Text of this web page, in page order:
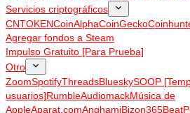
Servicios criptográficos
CNTOKENCoinAlphaCoinGecko
Agregar fondos a Steam
Impulso Gratuito [Para Prueba]
Otro
ZoomSpotifyThreadsBlueskySOOP
usuarios]RumbleAudiomackMúsica de
AppleAparat.comAnghamiBizon365